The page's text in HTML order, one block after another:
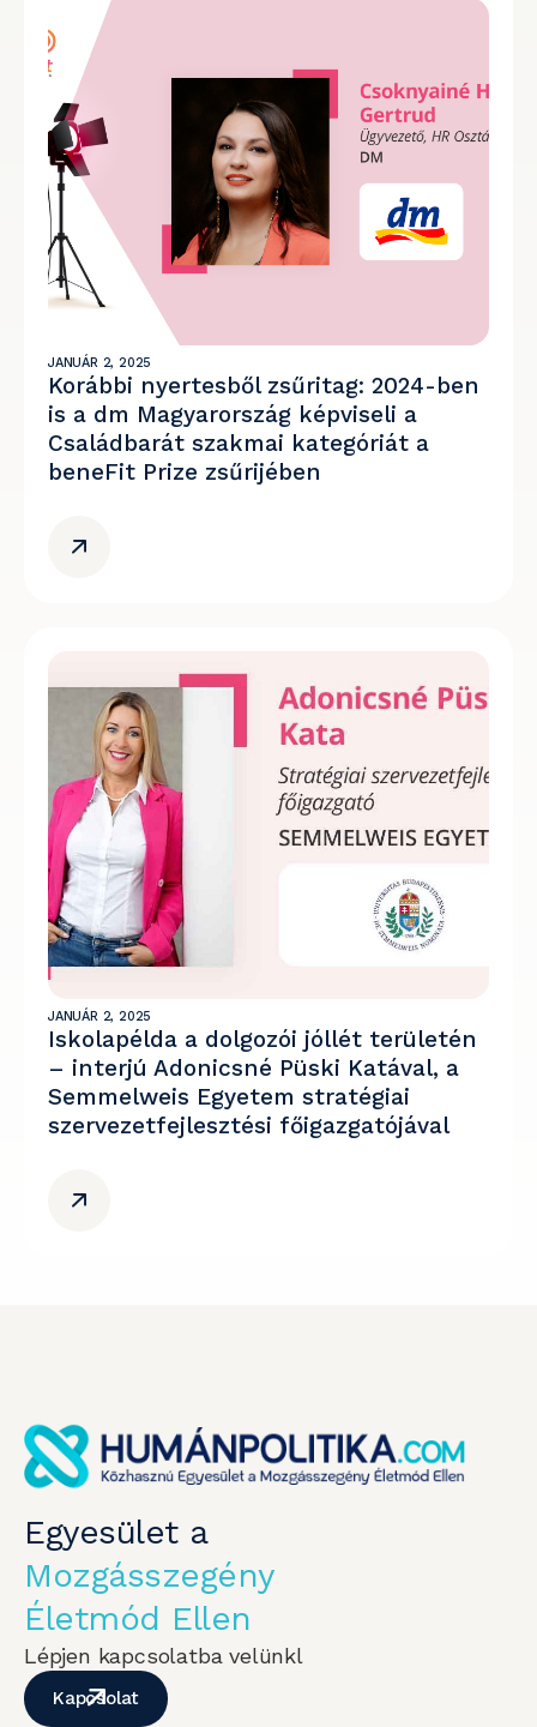
JANUÁR 2, 2025
Korábbi nyertesből zsűritag: 2024-ben
is a dm Magyarország képviseli a
Családbarát szakmai kategóriát a
beneFit Prize zsűrijében
JANUÁR 2, 2025
Iskolapélda a dolgozói jóllét területén
– interjú Adonicsné Püski Katával, a
Semmelweis Egyetem stratégiai
szervezetfejlesztési főigazgatójával
Egyesület a
Mozgásszegény
Életmód Ellen
Lépjen kapcsolatba velünkl
Kapcsolat